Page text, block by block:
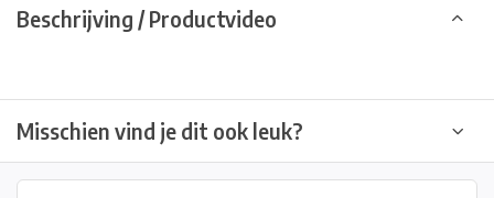
Beschrijving / Productvideo
Misschien vind je dit ook leuk?